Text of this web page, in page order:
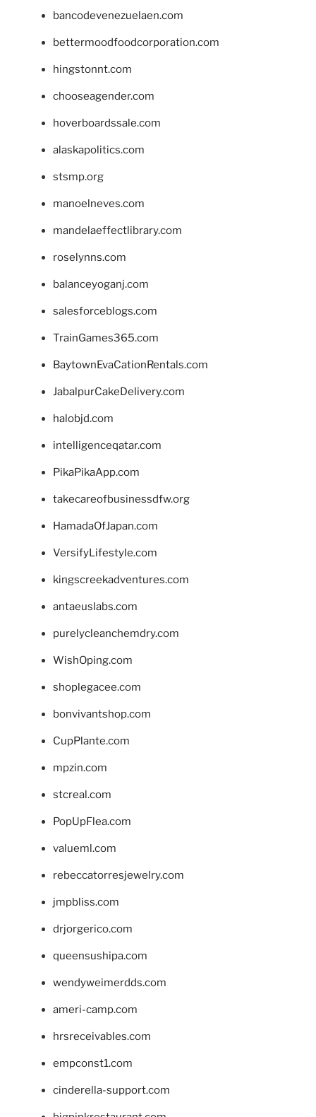
bancodevenezuelaen.com
bettermoodfoodcorporation.com
hingstonnt.com
chooseagender.com
hoverboardssale.com
alaskapolitics.com
stsmp.org
manoelneves.com
mandelaeffectlibrary.com
roselynns.com
balanceyoganj.com
salesforceblogs.com
TrainGames365.com
BaytownEvaCationRentals.com
JabalpurCakeDelivery.com
halobjd.com
intelligenceqatar.com
PikaPikaApp.com
takecareofbusinessdfw.org
HamadaOfJapan.com
VersifyLifestyle.com
kingscreekadventures.com
antaeuslabs.com
purelycleanchemdry.com
WishOping.com
shoplegacee.com
bonvivantshop.com
CupPlante.com
mpzin.com
stcreal.com
PopUpFlea.com
valueml.com
rebeccatorresjewelry.com
jmpbliss.com
drjorgerico.com
queensushipa.com
wendyweimerdds.com
ameri-camp.com
hrsreceivables.com
empconst1.com
cinderella-support.com